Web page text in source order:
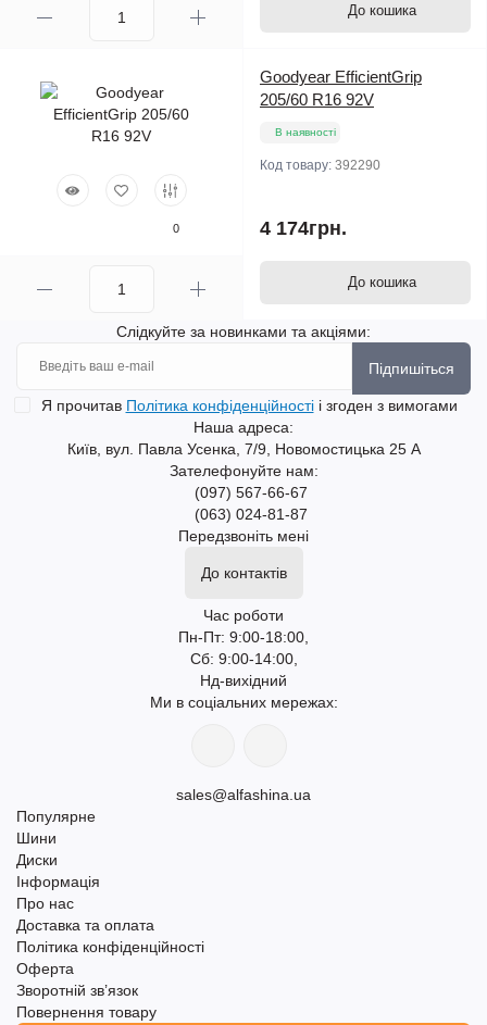
До кошика
0
Goodyear EfficientGrip
205/60 R16 92V
В наявності
Код товару: 392290
4 174грн.
До кошика
Слідкуйте за новинками та акціями:
Підпишіться
Я прочитав Політика конфіденційностіі згоден з вимогами
Наша адреса:
Київ, вул. Павла Усенка, 7/9, Новомостицька 25 А
Зателефонуйте нам:
(097) 567-66-67
(063) 024-81-87
Передзвоніть мені
До контактів
Час роботи
Пн-Пт: 9:00-18:00,
Сб: 9:00-14:00,
Нд-вихідний
Ми в соціальних мережах:
sales@alfashina.ua
Популярне
Шини
Диски
Інформація
Про нас
Доставка та оплата
Політика конфіденційності
Оферта
Зворотній зв’язок
Повернення товару